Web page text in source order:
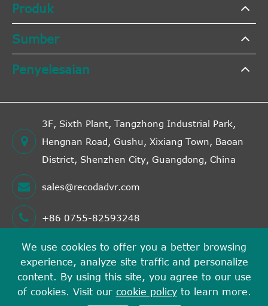
Produk
Sumber
Penyelesaian
3F, Sixth Plant, Tangzhong Industrial Park,
Hengnan Road, Gushu, Xixiang Town, Baoan
District, Shenzhen City, Guangdong, China
sales@recodadvr.com
+86 0755-82593248
Hak cipta©Shenzhen RECODA Technologies Limited
Semua hak cipta terpelihara.
We use cookies to offer you a better browsing
experience, analyze site traffic and personalize
content. By using this site, you agree to our use
of cookies. Visit our cookie policyto learn more.